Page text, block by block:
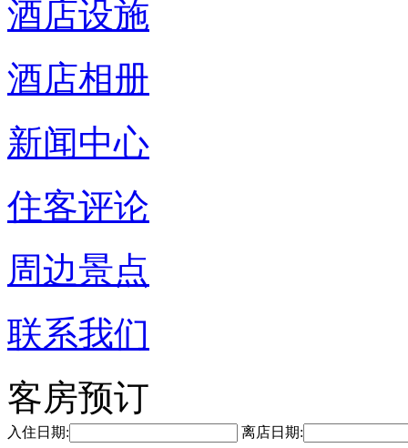
酒店设施
酒店相册
新闻中心
住客评论
周边景点
联系我们
客房预订
入住日期: 离店日期: